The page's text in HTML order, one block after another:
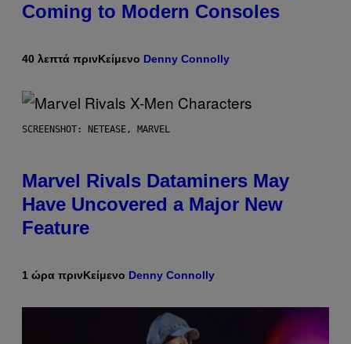
Coming to Modern Consoles
40 λεπτά πρινΚείμενο Denny Connolly
SCREENSHOT: NETEASE, MARVEL
Marvel Rivals Dataminers May
Have Uncovered a Major New
Feature
1 ώρα πρινΚείμενο Denny Connolly